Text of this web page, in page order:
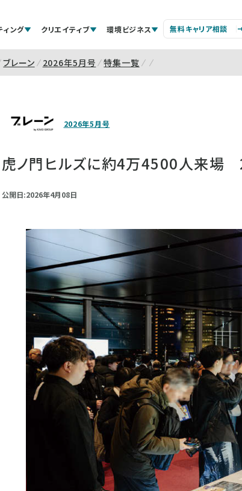
ィング クリエイティブ 環境ビジネス 無料キャリア相談
ブレーン 2026年5月号 特集一覧
2026年5月号
虎ノ門ヒルズに約4万4500人来場
公開日:2026年4月08日